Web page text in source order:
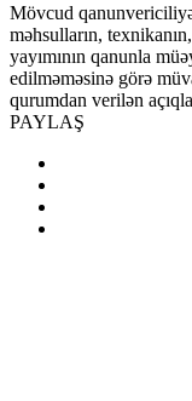
Mövcud
məhsulların,
yayımının qanunla
edilməməsinə görə
qurumdan verilən
PAYLAŞ